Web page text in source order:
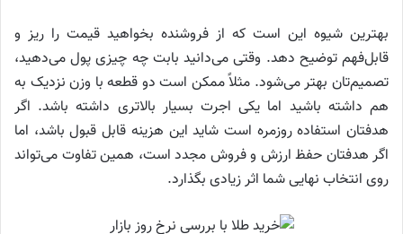
بهترین شیوه این است که از فروشنده بخواهید قیمت را ریز و
قابل‌فهم توضیح دهد. وقتی می‌دانید بابت چه چیزی پول می‌دهید،
تصمیم‌تان بهتر می‌شود. مثلاً ممکن است دو قطعه با وزن نزدیک به
هم داشته باشید اما یکی اجرت بسیار بالاتری داشته باشد. اگر
هدفتان استفاده روزمره است شاید این هزینه قابل قبول باشد، اما
اگر هدفتان حفظ ارزش و فروش مجدد است، همین تفاوت می‌تواند
روی انتخاب نهایی شما اثر زیادی بگذارد.